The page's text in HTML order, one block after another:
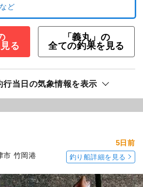
る
「義丸」の
全ての釣果を見る
行当日の気象情報を表示
市 竹岡港
5日前
釣り船詳細を見る